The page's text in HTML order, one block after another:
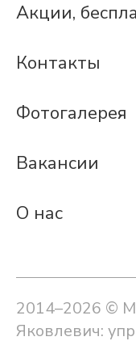
Акции,
Контакты
Фотогалерея
Вакансии
О нас
2014–2026 ©
Яковлевич: